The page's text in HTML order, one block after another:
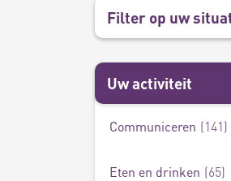
Filter op uw
Uw activiteit
Zwemmen 6
Communiceren 141
Eten en drinken 65